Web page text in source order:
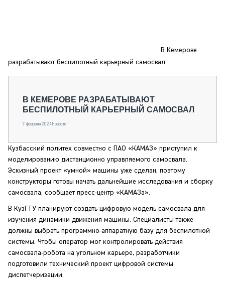
СПЕЦПРОЕКТЫ
О ПРОЕКТЕ
В Кемерове
разрабатывают беспилотный карьерный самосвал
В КЕМЕРОВЕ РАЗРАБАТЫВАЮТ
БЕСПИЛОТНЫЙ КАРЬЕРНЫЙ САМОСВАЛ
7 февраля 2024 Новости
Кузбасский политех совместно с ПАО «КАМАЗ» приступил к
моделированию дистанционно управляемого самосвала.
Эскизный проект «умной» машины уже сделан, поэтому
конструкторы готовы начать дальнейшие исследования и сборку
самосвала, сообщает пресс-центр «КАМАЗа».
В КузГТУ планируют создать цифровую модель самосвала для
изучения динамики движения машины. Специалисты также
должны выбрать программно-аппаратную базу для беспилотной
системы. Чтобы оператор мог контролировать действия
самосвала-робота на угольном карьере, разработчики
подготовили технический проект цифровой системы
диспетчеризации.